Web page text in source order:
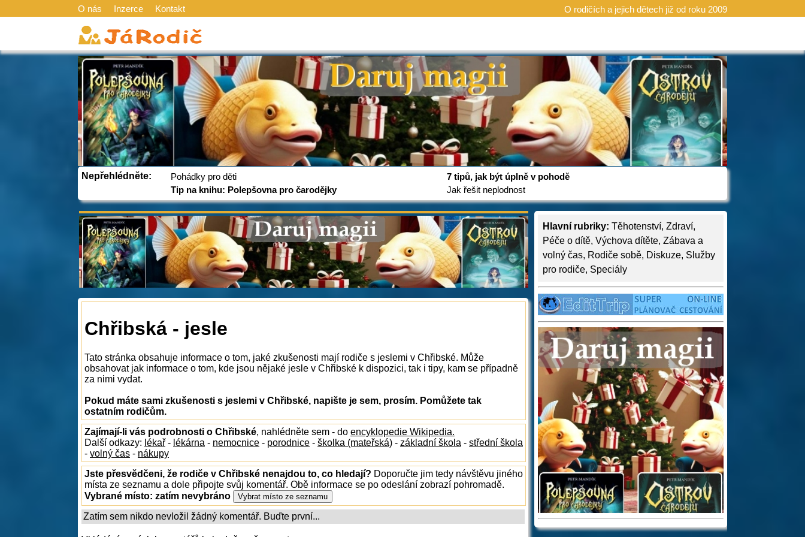
O nás Inzerce Kontakt O rodičích a jejich dětech již od roku 2009
Nepřehlédněte:
Pohádky pro děti
Tip na knihu: Polepšovna pro čarodějky
7 tipů, jak být úplně v pohodě
Jak řešit neplodnost
Hlavní rubriky: Těhotenství, Zdraví,
Péče o dítě, Výchova dítěte, Zábava a
volný čas, Rodiče sobě, Diskuze, Služby
pro rodiče, Speciály
Chřibská - jesle
Tato stránka obsahuje informace o tom, jaké zkušenosti mají rodiče s jeslemi v Chřibské. Může
obsahovat jak informace o tom, kde jsou nějaké jesle v Chřibské k dispozici, tak i tipy, kam se případně
za nimi vydat.
Pokud máte sami zkušenosti s jeslemi v Chřibské, napište je sem, prosím. Pomůžete tak
ostatním rodičům.
Zajímají-li vás podrobnosti o Chřibské, nahlédněte sem - do encyklopedie Wikipedia.
Další odkazy: lékař - lékárna - nemocnice - porodnice - školka (mateřská) - základní škola - střední škola
- volný čas - nákupy
Jste přesvědčeni, že rodiče v Chřibské nenajdou to, co hledají? Doporučte jim tedy návštěvu jiného
místa ze seznamu a dole připojte svůj komentář. Obě informace se po odeslání zobrazí pohromadě.
Vybrané místo: zatím nevybráno
Zatím sem nikdo nevložil žádný komentář. Buďte první...